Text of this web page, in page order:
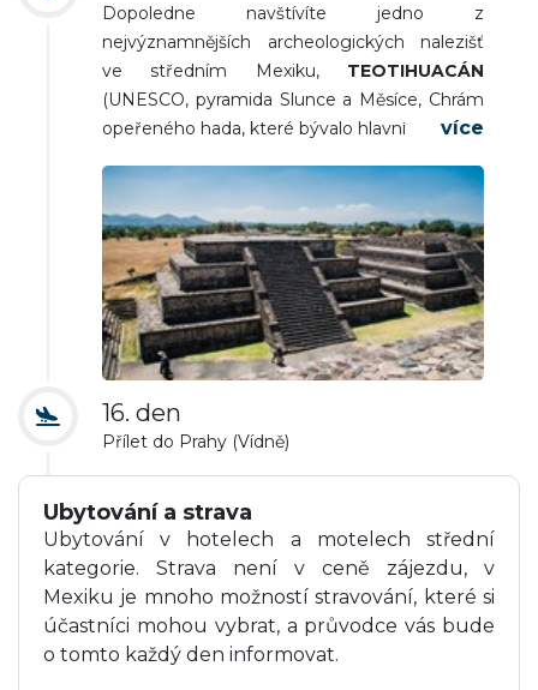
Dopoledne navštívíte jedno z
nejvýznamnějších archeologických nalezišť
ve středním Mexiku, TEOTIHUACÁN
(UNESCO, pyramida Slunce a Měsíce, Chrám
opeřeného hada, které bývalo hlavním sídlem
pokračování prohlídky Mexico City. Večer
odlet zpět.
16. den
Přílet do Prahy (Vídně)
Ubytování a strava
Ubytování v hotelech a motelech střední
kategorie. Strava není v ceně zájezdu, v
Mexiku je mnoho možností stravování, které si
účastníci mohou vybrat, a průvodce vás bude
o tomto každý den informovat.